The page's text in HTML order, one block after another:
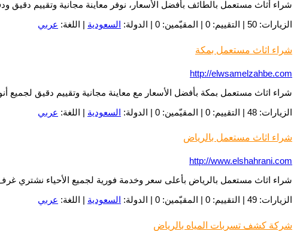
شراء أثاث مستعمل بالطائف بأفضل الأسعار، نوفر معاينة مجانية وتقييم
الزيارات: 50 | التقييم: 0 | المقيّمين: 0 | الدولة:
السعودية | اللغة: عربي
شراء اثاث مستعمل بمكة
http://elwsamelzahbe.com
شراء اثاث مستعمل بمكة بأفضل الأسعار مع معاينة مجانية وتقييم دقيق لجميع
الزيارات: 48 | التقييم: 0 | المقيّمين: 0 | الدولة:
السعودية | اللغة: عربي
شراء اثاث مستعمل بالرياض
http://www.elshahrani.com
شراء اثاث مستعمل بالرياض بأعلى سعر وخدمة فورية لجميع الأحياء نشتري
الزيارات: 49 | التقييم: 0 | المقيّمين: 0 | الدولة:
السعودية | اللغة: عربي
شركة كشف تسربات المياه بالرياض